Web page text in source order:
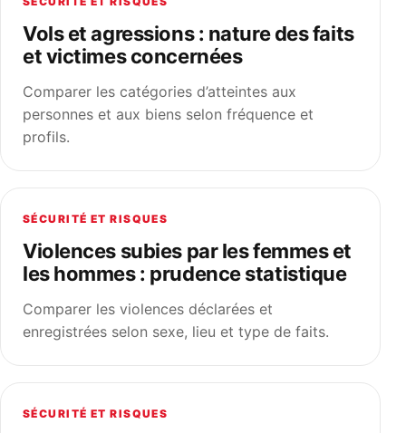
Vols et agressions : nature des faits
et victimes concernées
Comparer les catégories d’atteintes aux
personnes et aux biens selon fréquence et
profils.
SÉCURITÉ ET RISQUES
Violences subies par les femmes et
les hommes : prudence statistique
Comparer les violences déclarées et
enregistrées selon sexe, lieu et type de faits.
SÉCURITÉ ET RISQUES